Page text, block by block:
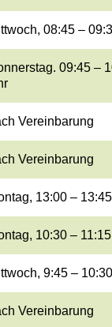
08:45 –
09:45 –
Ver­ein­ba­rung
Ver­ein­ba­rung
13:00 –
10:30 –
9:45 –
Ver­ein­ba­rung